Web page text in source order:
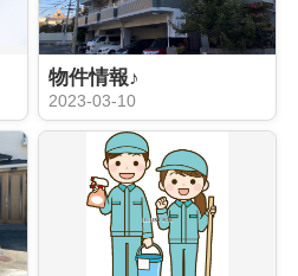
物件情報♪
2023-03-10